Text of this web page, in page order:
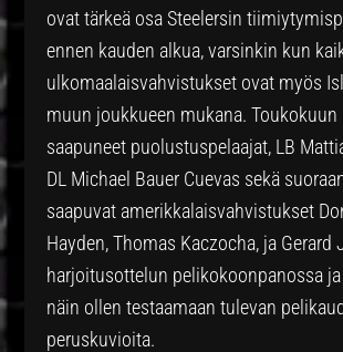
ovat tärkeä osa Steelersin
ennen kauden alkua, varsinkin kun
ulkomaalaisvahvistukset ovat myös
muun joukkueen mukana. Toukokuun
saapuneet puolustuspelaajat, LB
DL Michael Bauer Cuevas sekä
saapuvat amerikkalaisvahvistukset
Hayden, Thomas Kaczocha, ja Gerard
harjoitusottelun pelikokoonpanossa
näin ollen testaamaan tulevan
peruskuvioita.